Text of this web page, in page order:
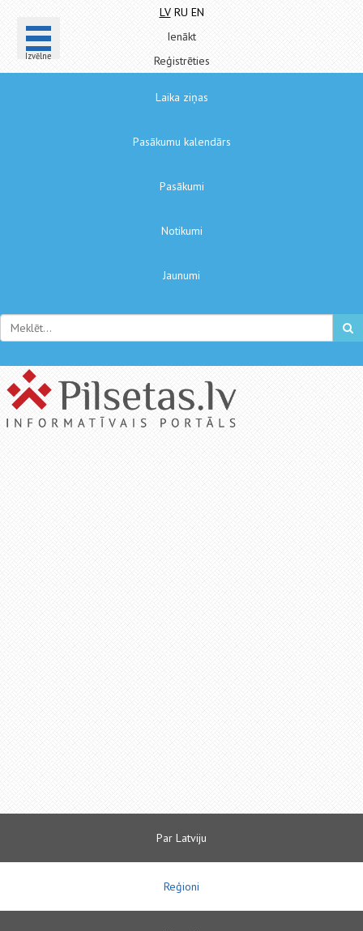
Izvēlne
LV RU EN
Ienākt
Reģistrēties
Laika ziņas
Pasākumu kalendārs
Pasākumi
Notikumi
Jaunumi
Par Latviju
Reģioni